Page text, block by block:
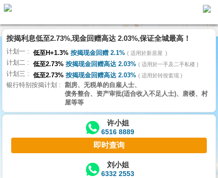
代
理
主
页
搵
楼/
交
业
主
按揭利息低至2.73%,现金回赠高达 2.03%,保证全城最高！
计划一 低至H+1.3% 按揭现金回赠 2.1% 适用於新居屋
计划二 低至2.73% 按揭现金回赠高达 2.03% 适用於一手及二手私楼
计划三 低至2.73% 按揭现金回赠高达 2.03% 适用於转按套现
银行特别按揭计划
劏房、无税单的自雇人士、
债务整合、资产审批(适合收入不足人士)、唐楼、村
屋等等
许小姐
6516 8889
即时查询
刘小姐
6332 2553